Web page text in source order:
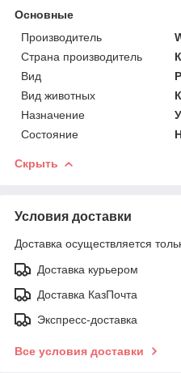
Основные
Производитель
Страна производитель
Вид
Вид животных
Назначение
Состояние
Скрыть
Условия доставки
Доставка осуществляется
Доставка курьером
Доставка КазПочта
Экспресс-доставка
Все условия доставки